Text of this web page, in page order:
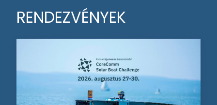
RENDEZVÉNYEK